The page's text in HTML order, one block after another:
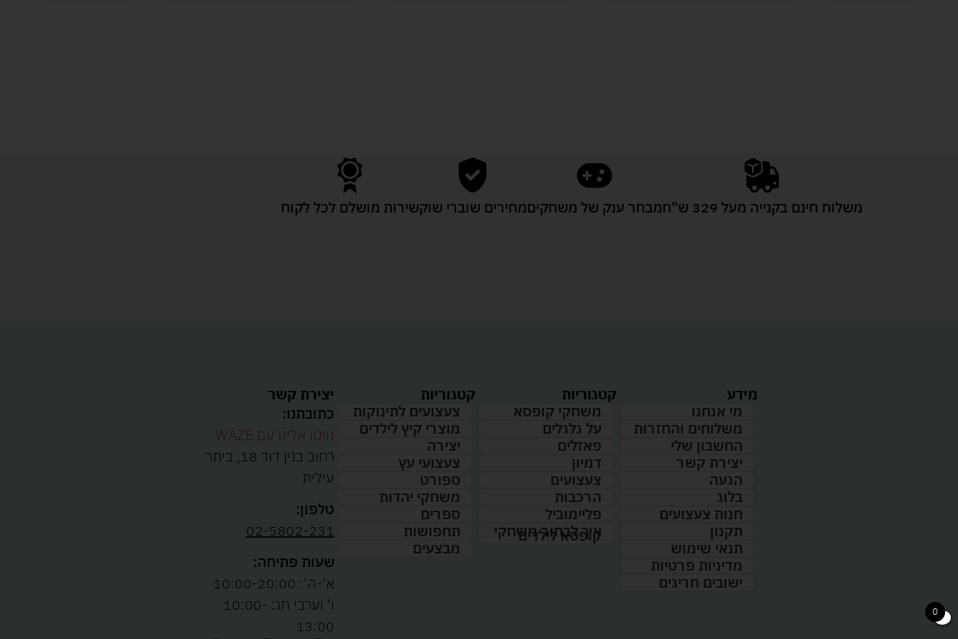
משלוח חינם בקנייה מעל 329 ש"ח מבחר ענק של משחקיםמחירים שוברי שוקשירות מושלם לכל לקוח
מידע
מי אנחנו
משלוחים והחזרות
החשבון שלי
יצירת קשר
הגעה
בלוג
חנות צעצועים
תקנון
תנאי שימוש
מדיניות פרטיות
ישובים חריגים
קטגוריות
משחקי קופסא
על גלגלים
פאזלים
דמיון
צעצועים
הרכבות
פליימוביל
איך לבחור משחקי
קופסא לילדים
קטגוריות
צעצועים לתינוקות
מוצרי קיץ לילדים
יצירה
צעצועי עץ
ספורט
משחקי יהדות
ספרים
תחפושות
מבצעים
יצירת קשר
כתובתנו:
נווטו אלינו עם WAZE
רחוב בנין דוד 18, ביתר
עילית
טלפון:
02-5802-231
שעות פתיחה:
א'-ה': 10:00-20:00
ו' וערבי חג: 10:00-
13:00
0